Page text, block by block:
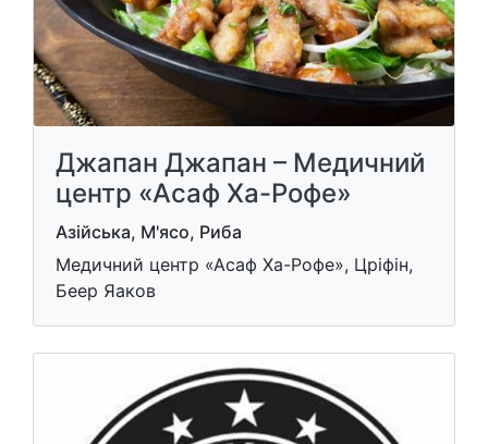
Джапан Джапан – Медичний
центр «Асаф Ха-Рофе»
Азійська, М'ясо, Риба
Медичний центр «Асаф Ха-Рофе», Црiфiн,
Беер Яаков